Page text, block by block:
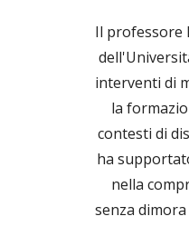
Il professore
interventi di
la
contesti di
ha
nella
senza